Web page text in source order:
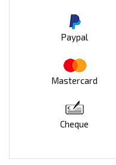
Paypal
Mastercard
Cheque